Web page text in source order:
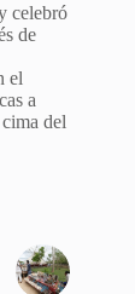
celebró
de
el
a
del